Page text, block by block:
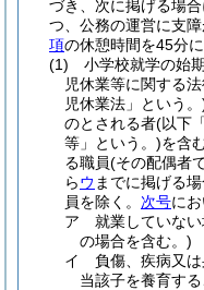
づき、次に掲げる場
つ、公務の運営に支
項の休憩時間を45分
(1)
小学校就学の始
児休業等に関する
児休業法」という。
のとされる者(以下
等」という。)を含む
る職員(その配偶者
らウ までに掲げる
員を除く。 次号に
ア
就業していな
の場合を含む。)
イ
負傷、疾病又
当該子を養育す